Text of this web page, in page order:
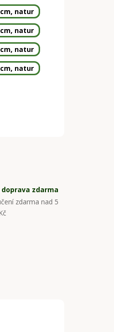
natur
natur
natur
natur
zdarma
zdarma nad 5